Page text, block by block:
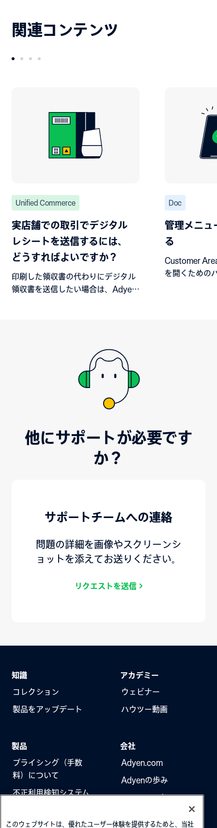
関連コンテンツ
Unified Commerce
実店舗での取引でデジタル
レシートを送信するには、
どうすればよいですか？
印刷した領収書の代わりにデジタル
領収書を送信したい場合は、Adyen
Doc
管理メニュ
る
Customer
を開くための
他にサポートが必要です
か？
サポートチームへの連絡
問題の詳細を画像やスクリーンシ
ョットを添えてお送りください。
リクエストを送信
知識
コレクション
製品をアップデート
アカデミー
ウェビナー
ハウツー動画
製品
プライシング（手数
料）について
不正利用検知システム
証）
会社
Adyen.com
Adyenの歩み
ニュースレター
このウェブサイトは、優れたユーザー体験を提供するためと、当社